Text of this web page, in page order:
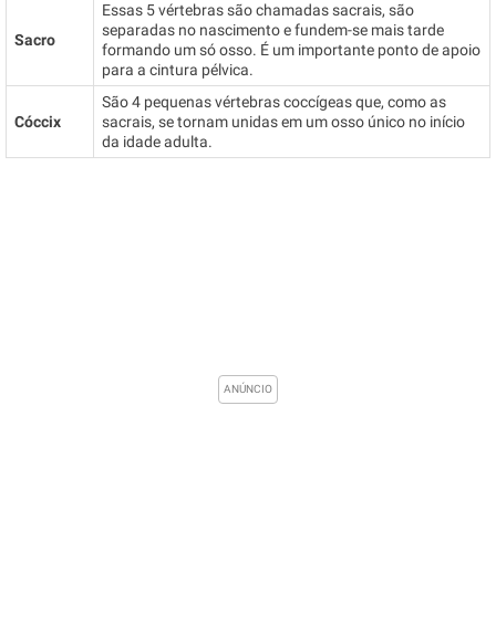
Sacro
Essas 5 vértebras são chamadas sacrais, são
separadas no nascimento e fundem-se mais tarde
formando um só osso. É um importante ponto de apoio
para a cintura pélvica.
Cóccix
São 4 pequenas vértebras coccígeas que, como as
sacrais, se tornam unidas em um osso único no início
da idade adulta.